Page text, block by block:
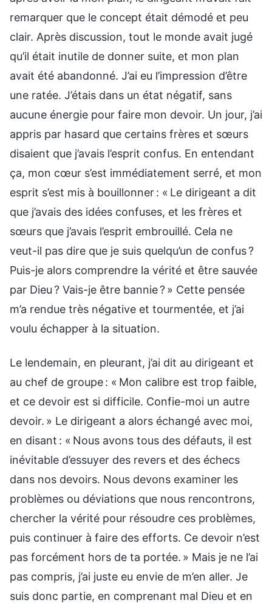
remarquer que le concept était démodé et peu
clair. Après discussion, tout le monde avait jugé
qu’il était inutile de donner suite, et mon plan
avait été abandonné. J’ai eu l’impression d’être
une ratée. J’étais dans un état négatif, sans
aucune énergie pour faire mon devoir. Un jour, j’ai
appris par hasard que certains frères et sœurs
disaient que j’avais l’esprit confus. En entendant
ça, mon cœur s’est immédiatement serré, et mon
esprit s’est mis à bouillonner : « Le dirigeant a dit
que j’avais des idées confuses, et les frères et
sœurs que j’avais l’esprit embrouillé. Cela ne
veut-il pas dire que je suis quelqu’un de confus ?
Puis-je alors comprendre la vérité et être sauvée
par Dieu ? Vais-je être bannie ? » Cette pensée
m’a rendue très négative et tourmentée, et j’ai
voulu échapper à la situation.
Le lendemain, en pleurant, j’ai dit au dirigeant et
au chef de groupe : « Mon calibre est trop faible,
et ce devoir est si difficile. Confie-moi un autre
devoir. » Le dirigeant a alors échangé avec moi,
en disant : « Nous avons tous des défauts, il est
inévitable d’essuyer des revers et des échecs
dans nos devoirs. Nous devons examiner les
problèmes ou déviations que nous rencontrons,
chercher la vérité pour résoudre ces problèmes,
puis continuer à faire des efforts. Ce devoir n’est
pas forcément hors de ta portée. » Mais je ne l’ai
pas compris, j’ai juste eu envie de m’en aller. Je
suis donc partie, en comprenant mal Dieu et en